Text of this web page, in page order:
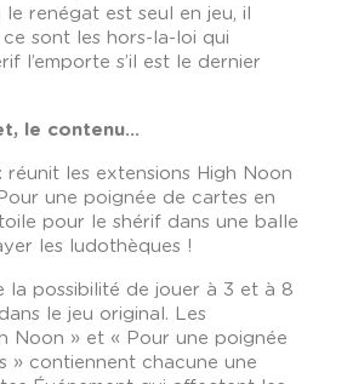
renégat est seul en jeu, il
ce sont les hors-la-loi qui
l’emporte s’il est le dernier
le contenu...
réunit les extensions High Noon
une poignée de cartes en
pour le shérif dans une balle
les ludothèques !
la possibilité de jouer à 3 et à 8
le jeu original. Les
Noon » et « Pour une poignée
» contiennent chacune une